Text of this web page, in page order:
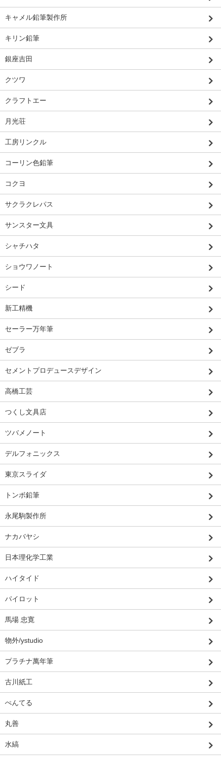
キャメル鉛筆製作所
キリン鉛筆
銀座吉田
クツワ
クラフトエー
月光荘
工房リンクル
コーリン色鉛筆
コクヨ
サクラクレパス
サンスター文具
シャチハタ
ショウワノート
シード
新工精機
セーラー万年筆
ゼブラ
セメントプロデュースデザイン
高橋工芸
つくし文具店
ツバメノート
デルフォニックス
東京スライダ
トンボ鉛筆
永尾駒製作所
ナカバヤシ
日本理化学工業
ハイタイド
パイロット
馬場 忠寛
物外/ystudio
プラチナ萬年筆
古川紙工
ぺんてる
丸善
水縞